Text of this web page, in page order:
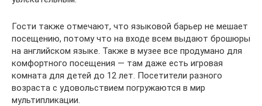
Гости также отмечают, что языковой барьер не мешает
посещению, потому что на входе всем выдают брошюры
на английском языке. Также в музее все продумано для
комфортного посещения — там даже есть игровая
комната для детей до 12 лет. Посетители разного
возраста с удовольствием погружаются в мир
мультипликации.